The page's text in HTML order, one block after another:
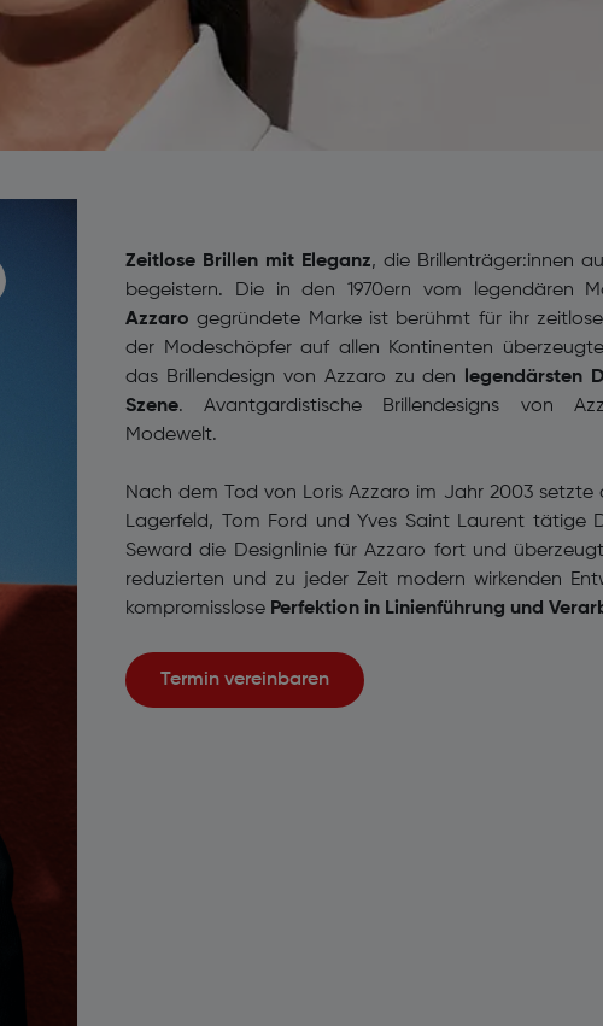
Zeitlose Brillen mit Eleganz, die Brillenträger:innen
begeistern. Die in den 1970ern vom legendären
Azzaro gegründete Marke ist berühmt für ihr
der Modeschöpfer auf allen Kontinenten
das Brillendesign von Azzaro zu den legendärsten
Szene. Avantgardistische Brillendesigns von
Modewelt.
Nach dem Tod von Loris Azzaro im Jahr 2003 setzte
Lagerfeld, Tom Ford und Yves Saint Laurent tätige
Seward die Designlinie für Azzaro fort und
reduzierten und zu jeder Zeit modern wirkenden
kompromisslose Perfektion in Linienführung und
Termin vereinbaren